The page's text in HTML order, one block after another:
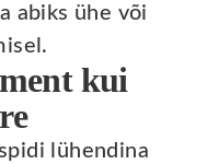
abiks ühe või
kui
lühendina